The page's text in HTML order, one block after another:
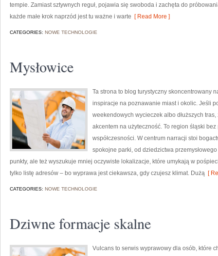
tempie. Zamiast sztywnych reguł, pojawia się swoboda i zachęta do
każde małe krok naprzód jest tu ważne i warte [ Read More ]
CATEGORIES: NOWE TECHNOLOGIE
Mysłowice
Ta strona to blog turystyczny skoncentrowany
inspiracje na poznawanie miast i okolic. Jeśli
weekendowych wycieczek albo dłuższych
akcentem na użyteczność. To region śląski
współczesności. W centrum narracji stoi
spokojne parki, od dziedzictwa
punkty, ale też wyszukuje mniej oczywiste lokalizacje, które umykają w
tylko listę adresów – bo wyprawa jest ciekawsza, gdy czujesz klimat. Dużą [
CATEGORIES: NOWE TECHNOLOGIE
Dziwne formacje skalne
Vulcans to serwis wyprawowy dla osób, które